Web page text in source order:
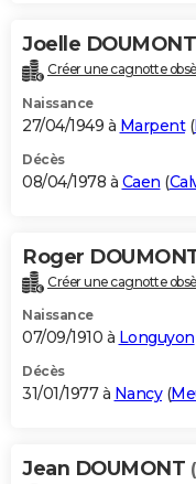
Joelle DOUMONT
Créer une cagnotte
Naissance
27/04/1949 à Marpent(
Décès
08/04/1978 à Caen (
Roger
Créer une cagnotte
Naissance
07/09/1910 à Longuyon
Décès
31/01/1977 à Nancy(
Jean DOUMONT